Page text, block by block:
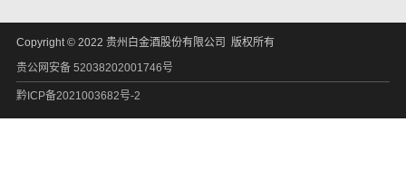
Copyright © 2022 贵州白金酒股份有限公司 版权所有
贵公网安备 52038202001746号
黔ICP备2021003682号-2